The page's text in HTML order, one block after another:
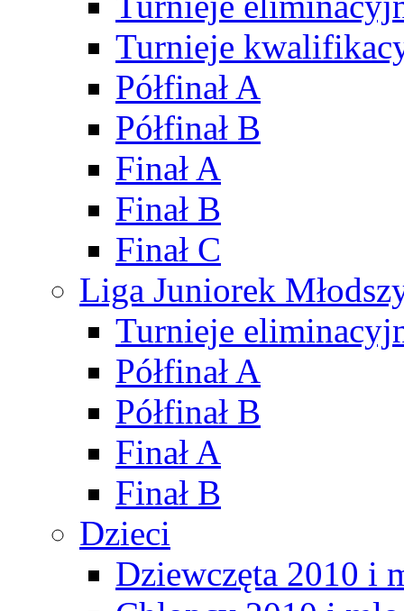
Turnieje
Półfinał A
Półfinał B
Finał A
Finał B
Finał C
Liga Juniorek
Turnieje
Półfinał A
Półfinał B
Finał A
Finał B
Dzieci
Dziewczęta 2010 i